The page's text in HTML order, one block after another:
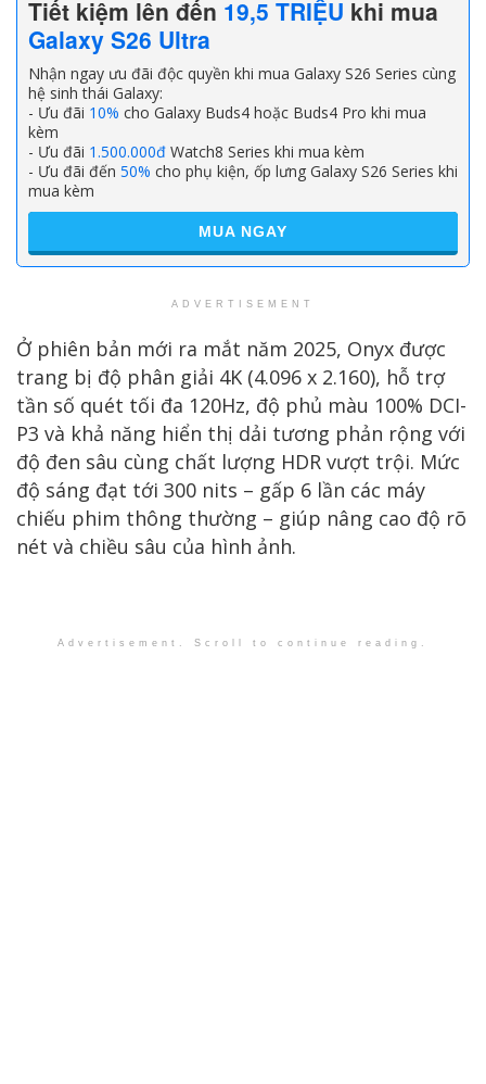
Tiết kiệm lên đến 19,5 TRIỆU khi mua
Galaxy S26 Ultra
Nhận ngay ưu đãi độc quyền khi mua Galaxy S26 Series cùng
hệ sinh thái Galaxy:
- Ưu đãi 10% cho Galaxy Buds4 hoặc Buds4 Pro khi mua
kèm
- Ưu đãi 1.500.000đ Watch8 Series khi mua kèm
- Ưu đãi đến 50% cho phụ kiện, ốp lưng Galaxy S26 Series khi
mua kèm
MUA NGAY
ADVERTISEMENT
Ở phiên bản mới ra mắt năm 2025, Onyx được
trang bị độ phân giải 4K (4.096 x 2.160), hỗ trợ
tần số quét tối đa 120Hz, độ phủ màu 100% DCI-
P3 và khả năng hiển thị dải tương phản rộng với
độ đen sâu cùng chất lượng HDR vượt trội. Mức
độ sáng đạt tới 300 nits – gấp 6 lần các máy
chiếu phim thông thường – giúp nâng cao độ rõ
nét và chiều sâu của hình ảnh.
Advertisement. Scroll to continue reading.